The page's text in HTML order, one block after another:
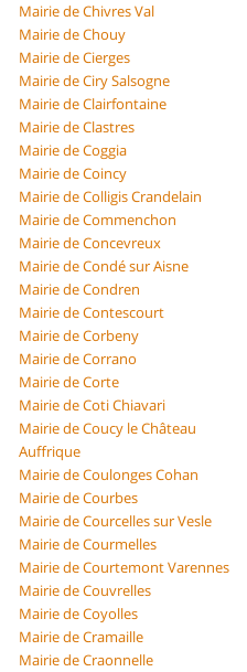
Mairie de Chivres Val
Mairie de Chouy
Mairie de Cierges
Mairie de Ciry Salsogne
Mairie de Clairfontaine
Mairie de Clastres
Mairie de Coggia
Mairie de Coincy
Mairie de Colligis Crandelain
Mairie de Commenchon
Mairie de Concevreux
Mairie de Condé sur Aisne
Mairie de Condren
Mairie de Contescourt
Mairie de Corbeny
Mairie de Corrano
Mairie de Corte
Mairie de Coti Chiavari
Mairie de Coucy le Château
Auffrique
Mairie de Coulonges Cohan
Mairie de Courbes
Mairie de Courcelles sur Vesle
Mairie de Courmelles
Mairie de Courtemont Varennes
Mairie de Couvrelles
Mairie de Coyolles
Mairie de Cramaille
Mairie de Craonnelle